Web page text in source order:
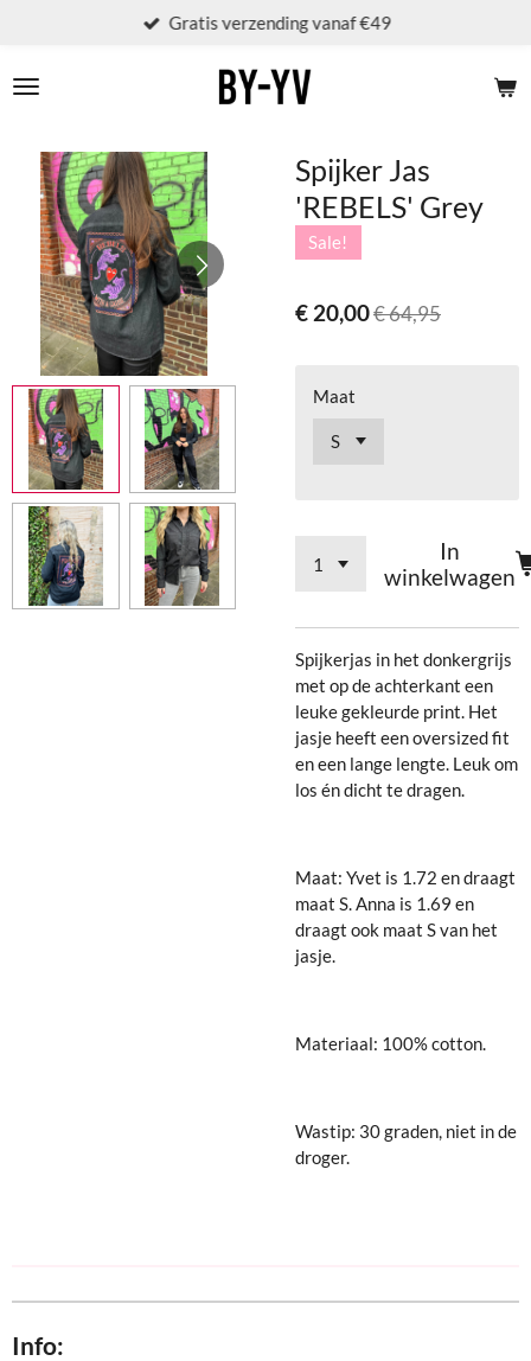
naar
de
Gratis verzending vanaf €49
Spijker Jas
'REBELS' Grey
Sale!
€ 20,00€ 64,95
Maat
In
winkelwagen
Spijkerjas in het donkergrijs
met op de achterkant een
leuke gekleurde print. Het
jasje heeft een oversized fit
en een lange lengte. Leuk om
los én dicht te dragen.
Maat: Yvet is 1.72 en draagt
maat S. Anna is 1.69 en
draagt ook maat S van het
jasje.
Materiaal: 100% cotton.
Wastip: 30 graden, niet in de
droger.
Info: